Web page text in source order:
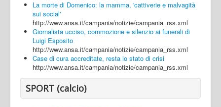
La morte di Domenico: la mamma, 'cattiverie e malvagità
sui social'
http://www.ansa.it/campania/notizie/campania_rss.xml
Giornalista ucciso, commozione e silenzio ai funerali di
Luigi Esposito
http://www.ansa.it/campania/notizie/campania_rss.xml
Case di cura accreditate, resta lo stato di crisi
http://www.ansa.it/campania/notizie/campania_rss.xml
SPORT (calcio)